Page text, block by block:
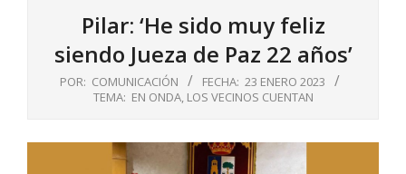
Pilar: ‘He sido muy feliz
siendo Jueza de Paz 22 años’
POR: COMUNICACIÓN FECHA: 23 ENERO 2023
TEMA: EN ONDA, LOS VECINOS CUENTAN